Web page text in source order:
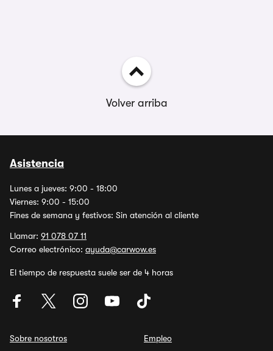
Volver arriba
Asistencia
Lunes a jueves: 9:00 - 18:00
Viernes: 9:00 - 15:00
Fines de semana y festivos: Sin atención al cliente
Llamar: 91 078 07 11
Correo electrónico: ayuda@carwow.es
El tiempo de respuesta suele ser de 4 horas
Sobre nosotros
Empleo